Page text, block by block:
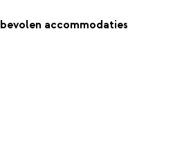
in de
een woonkamer met
accommodaties